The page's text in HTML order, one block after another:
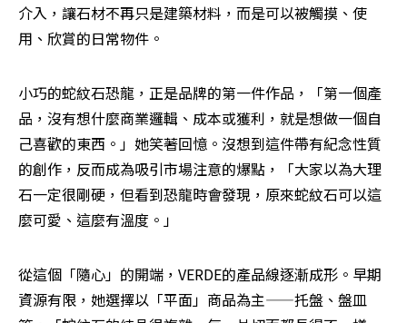
介入，讓石材不再只是建築材料，而是可以被觸摸、使
用、欣賞的日常物件。
小巧的蛇紋石恐龍，正是品牌的第一件作品，「第一個產
品，沒有想什麼商業邏輯、成本或獲利，就是想做一個自
己喜歡的東西。」她笑著回憶。沒想到這件帶有紀念性質
的創作，反而成為吸引市場注意的爆點，「大家以為大理
石一定很剛硬，但看到恐龍時會發現，原來蛇紋石可以這
麼可愛、這麼有溫度。」
從這個「隨心」的開端，VERDE的產品線逐漸成形。早期
資源有限，她選擇以「平面」商品為主——托盤、盤皿